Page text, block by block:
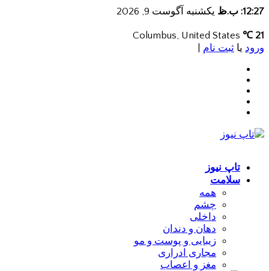
12:27: ب.ظ یکشنبه آگوست 9, 2026
21 ℃
ورود یا ثبت نام
تاپ نیوز
سلامت
همه
چشم
داخلی
دهان و دندان
زیبایی و پوست و مو
مجاری ادراری
مغز و اعصاب